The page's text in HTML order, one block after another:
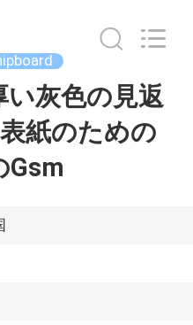
灰色の見返
紙のための
Gsm